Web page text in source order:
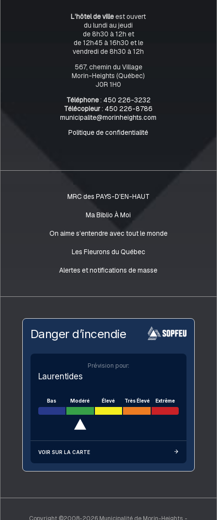
L’hôtel de villeest ouvert
du lundi au jeudi
de 8h30 à 12h et
de 12h45 à 16h30 et le
vendredi de 8h30 à 12h
567, chemin du Village
Morin-Heights (Québec)
J0R 1H0
Téléphone: 450 226-3232
Télécopieur: 450 226-8786
municipalite@morinheights.com
Politique de confidentialité
MRC des PAYS-D’EN-HAUT
Ma Biblio À Moi
On aime s’entendre avec tout le monde
Les Fleurons du Québec
Alertes et notifications de masse
Danger d’incendie
Prévision pour:
Laurentides
Bas Modéré Élevé Très Élevé Extrême
VOIR SUR LA CARTE
Copyright ©2008-2026 Municipalité de Morin-Heights -